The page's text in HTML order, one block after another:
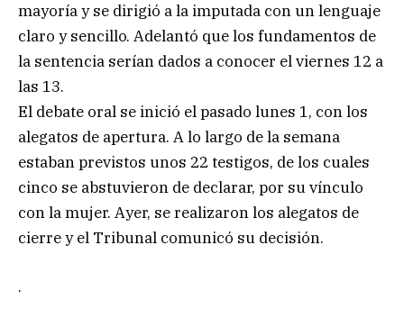
mayoría y se dirigió a la imputada con un lenguaje
claro y sencillo. Adelantó que los fundamentos de
la sentencia serían dados a conocer el viernes 12 a
las 13.
El debate oral se inició el pasado lunes 1, con los
alegatos de apertura. A lo largo de la semana
estaban previstos unos 22 testigos, de los cuales
cinco se abstuvieron de declarar, por su vínculo
con la mujer. Ayer, se realizaron los alegatos de
cierre y el Tribunal comunicó su decisión.
.